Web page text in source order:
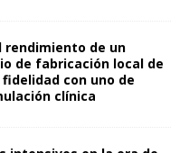
rendimiento de un
de fabricación local de
con uno de
clínica